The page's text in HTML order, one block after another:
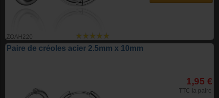
ZOAH220
Paire de créoles acier 2.5mm x 10mm
1,95 €
TTC la paire